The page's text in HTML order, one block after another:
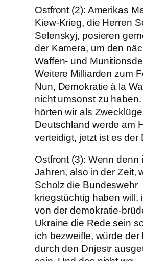
Ostfront (2): Amerikas
Kiew-Krieg, die Herren
Selenskyj, posieren
der Kamera, um den
Waffen- und
Weitere Milliarden zum
Nun, Demokratie à la
nicht umsonst zu
hörten wir als
Deutschland werde am
verteidigt, jetzt ist es der
Ostfront (3): Wenn denn
Jahren, also in der Zeit,
Scholz die Bundeswehr
kriegstüchtig haben will,
von der demokratie-
Ukraine die Rede sein
ich bezweifle, würde der
durch den Dnjestr